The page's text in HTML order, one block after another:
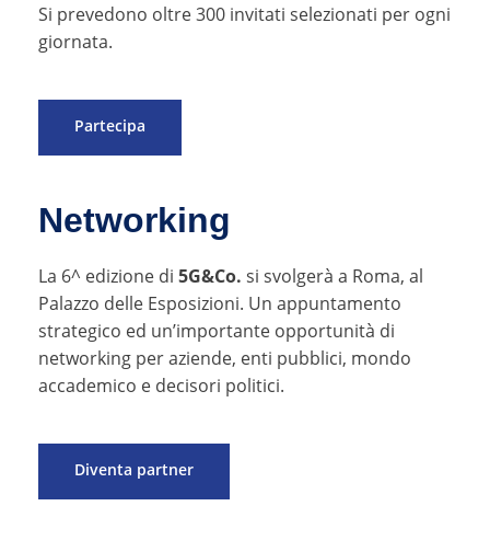
Si prevedono oltre 300 invitati selezionati per ogni
giornata.
Partecipa
Networking
La 6^ edizione di 5G&Co. si svolgerà a Roma, al
Palazzo delle Esposizioni. Un appuntamento
strategico ed un’importante opportunità di
networking per aziende, enti pubblici, mondo
accademico e decisori politici.
Diventa partner